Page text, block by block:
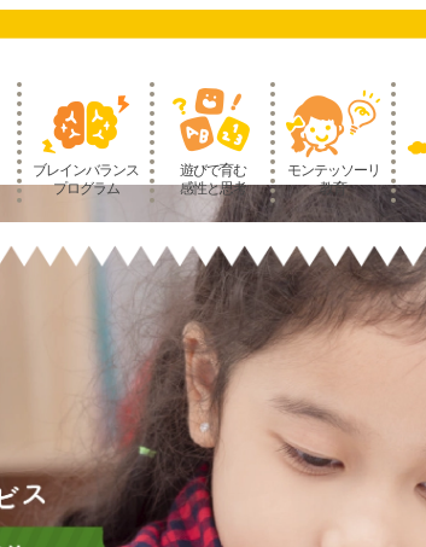
ブレインバランス
プログラム
遊びで育む
感性と思考
モンテッソーリ
教育